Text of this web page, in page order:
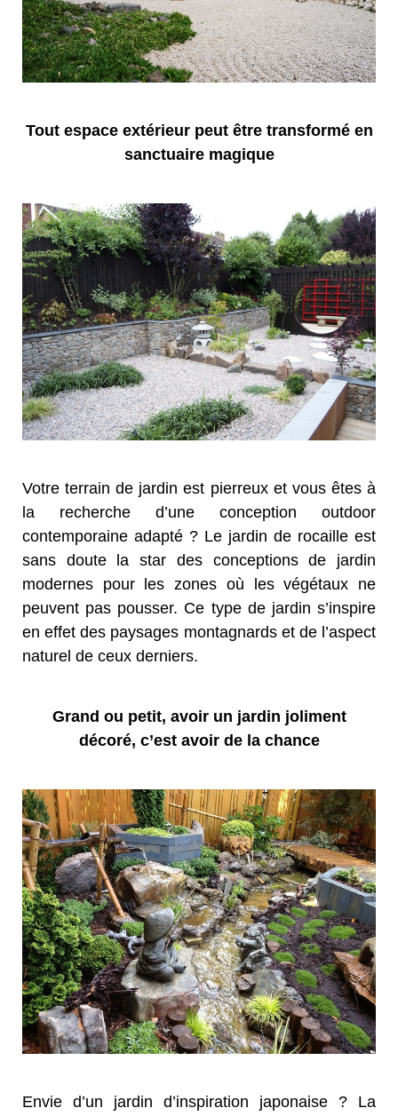
Tout espace extérieur peut être transformé en
sanctuaire magique
Votre terrain de jardin est pierreux et vous êtes à
la recherche d’une conception outdoor
contemporaine adapté ? Le jardin de rocaille est
sans doute la star des conceptions de jardin
modernes pour les zones où les végétaux ne
peuvent pas pousser. Ce type de jardin s’inspire
en effet des paysages montagnards et de l’aspect
naturel de ceux derniers.
Grand ou petit, avoir un jardin joliment
décoré, c’est avoir de la chance
Envie d’un jardin d’inspiration japonaise ? La